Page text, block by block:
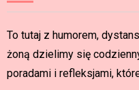
To tutaj z humorem,
żoną dzielimy się
poradami i refleksjami,